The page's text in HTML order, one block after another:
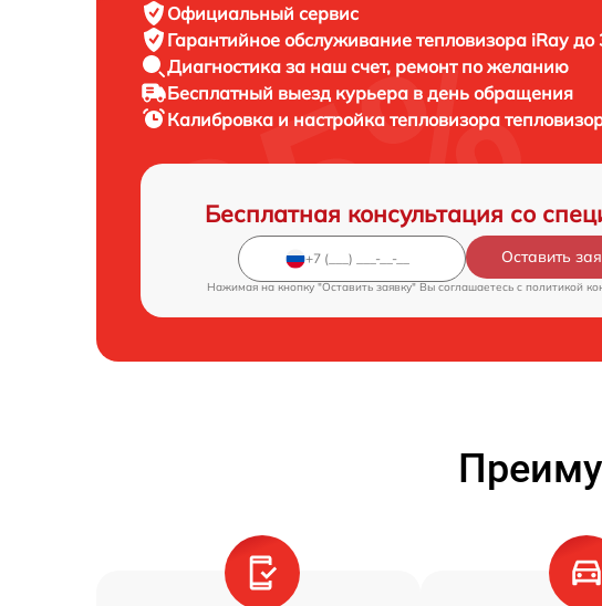
Официальный сервис
Гарантийное обслуживание тепловизора iRay до
Диагностика за наш счет, ремонт по желанию
Бесплатный выезд курьера в день обращения
Калибровка и настройка тепловизора
Бесплатная консультация со
Оставить
Нажимая на кнопку "Оставить заявку" Вы соглашаетесь c политикой